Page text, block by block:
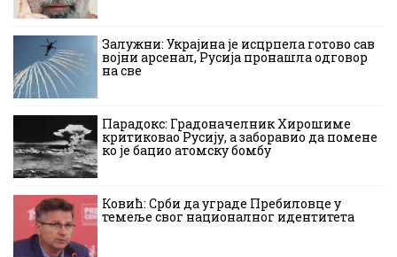
Залужни: Украјина је исцрпела готово сав
војни арсенал, Русија пронашла одговор
на све
Парадокс: Градоначелник Хирошиме
критиковао Русију, а заборавио да помене
ко је бацио атомску бомбу
Ковић: Срби да уграде Пребиловце у
темеље свог националног идентитета